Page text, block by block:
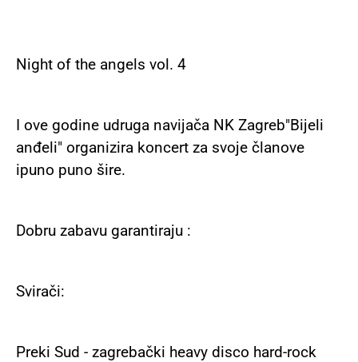
Night of the angels vol. 4
I ove godine udruga navijača NK Zagreb"Bijeli
anđeli" organizira koncert za svoje članove
ipuno puno šire.
Dobru zabavu garantiraju :
Svirači:
Preki Sud - zagrebački heavy disco hard-rock